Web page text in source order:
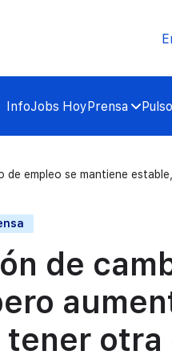
InfoJobs HoyPrensa
de empleo se mantiene
de
tener